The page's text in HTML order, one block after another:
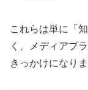
これらは単に「
く、メディアプ
きっかけになりま